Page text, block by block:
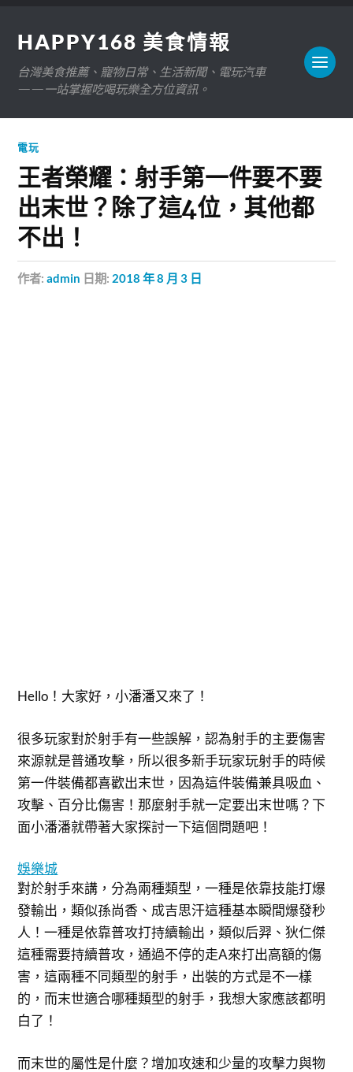
HAPPY168 美食情報
台灣美食推薦、寵物日常、生活新聞、電玩汽車
——一站掌握吃喝玩樂全方位資訊。
電玩
王者榮耀：射手第一件要不要
出末世？除了這4位，其他都
不出！
作者:admin 日期: 2018 年 8 月 3 日
Hello！大家好，小潘潘又來了！
很多玩家對於射手有一些誤解，認為射手的主要傷害
來源就是普通攻擊，所以很多新手玩家玩射手的時候
第一件裝備都喜歡出末世，因為這件裝備兼具吸血、
攻擊、百分比傷害！那麼射手就一定要出末世嗎？下
面小潘潘就帶著大家探討一下這個問題吧！
娛樂城
對於射手來講，分為兩種類型，一種是依靠技能打爆
發輸出，類似孫尚香、成吉思汗這種基本瞬間爆發秒
人！一種是依靠普攻打持續輸出，類似后羿、狄仁傑
這種需要持續普攻，通過不停的走A來打出高額的傷
害，這兩種不同類型的射手，出裝的方式是不一樣
的，而末世適合哪種類型的射手，我想大家應該都明
白了！
而末世的屬性是什麼？增加攻速和少量的攻擊力與物